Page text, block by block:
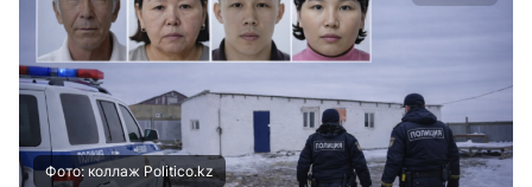
Фото: коллаж Politico.kz